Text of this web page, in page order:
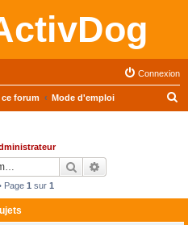
Connexion
ce forum Mode d'emploi
Rechercher
Page 1 sur 1